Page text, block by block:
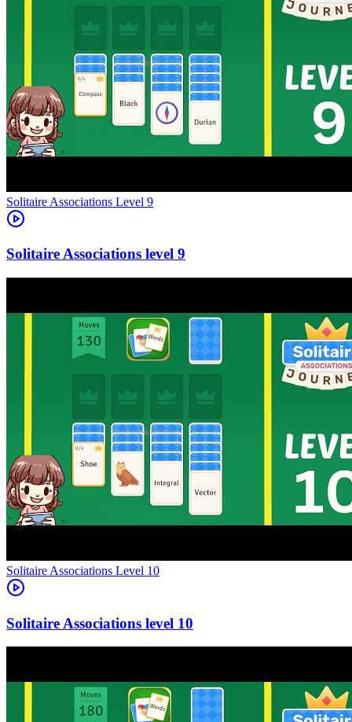
Level 9
9
Level 10
10